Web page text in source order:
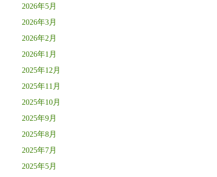
2026年5月
2026年3月
2026年2月
2026年1月
2025年12月
2025年11月
2025年10月
2025年9月
2025年8月
2025年7月
2025年5月